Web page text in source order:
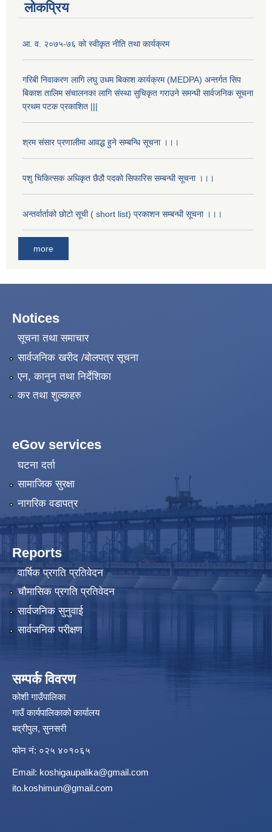
लोकप्रिय
आ. व. २०७५-७६ को स्वीकृत नीति तथा कार्यक्रम
गरिबी निवाकरण लागि लघु उधम बिकाश कार्यक्रम (MEDPA) अन्तर्गत सिप
बिकाश तालिम संचालनका लागि संस्था सुचिकृत गराउने समन्धी सार्वजनिक सूचना
प्रथम पटक प्रकाशित |||
श्रम संसार प्रणालीमा आवद्ध हुने सम्बन्धि सूचना ।।।
पशु चिकित्सक अधिकृत छैठौ पदको सिफारिस सम्बन्धी सूचना ।।।
अन्तर्वार्ताको छोटो सूची ( short list) प्रकाशन सम्बन्धी सूचना ।।।
more
Notices
सूचना तथा समाचार
सार्वजनिक खरीद /बोलपत्र सूचना
एन, कानुन तथा निर्देशिका
कर तथा शुल्कहरु
eGov services
घटना दर्ता
सामाजिक सुरक्षा
नागरिक वडापत्र
Reports
वार्षिक प्रगति प्रतिवेदन
चौमासिक प्रगति प्रतिवेदन
सार्वजनिक सुनुवाई
सार्वजनिक परीक्षण
सम्पर्क विवरण
कोशी गाउँपालिका
गाउँ कार्यपालिकाको कार्यालय
बद्रीपुल, सुनसरी
फोन नं: ०२५ ४०१०६५
Email: koshigaupalika@gmail.com
ito.koshimun@gmail.com